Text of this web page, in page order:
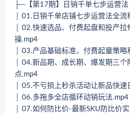
├─【第17期】日销千单七步运营法
│ 01.日销千单店铺七步运营法全流
│ 02.快速选品、付费起盘和投产拉
操.mp4
│ 03.产品基础标准、付费起量策略
│ 04.新品期、成长期、爆发期三
点.mp4
│ 05.不亏损上秒杀活动让新品快速
│ 06.多拖多全店循环动销玩法.mp4
│ 07.如何防比价-最新SKU防比价